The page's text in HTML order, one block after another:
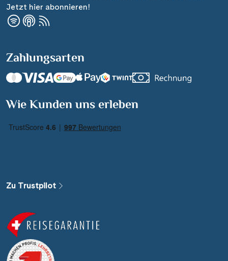
Jetzt hier abonnieren!
Zahlungsarten
Wie Kunden uns erleben
Zu Trustpilot